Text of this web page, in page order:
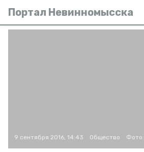
Портал Невинномысска
9 сентября 2016, 14:43 Общество Фото: